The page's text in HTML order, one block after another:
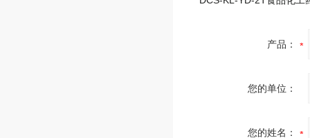
产品：
您的单位：
您的姓名：